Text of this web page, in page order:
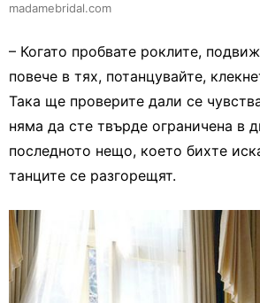
madamebridal.com
– Когато пробвате роклите,
повече в тях, потанцувайте,
Така ще проверите дали се
няма да сте твърде ограничена в
последното нещо, което бихте
танците се разгорещят.